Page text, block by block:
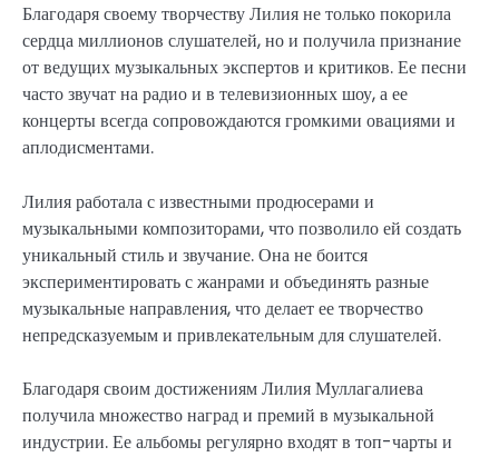
Благодаря своему творчеству Лилия не только покорила
сердца миллионов слушателей, но и получила признание
от ведущих музыкальных экспертов и критиков. Ее песни
часто звучат на радио и в телевизионных шоу, а ее
концерты всегда сопровождаются громкими овациями и
аплодисментами.
Лилия работала с известными продюсерами и
музыкальными композиторами, что позволило ей создать
уникальный стиль и звучание. Она не боится
экспериментировать с жанрами и объединять разные
музыкальные направления, что делает ее творчество
непредсказуемым и привлекательным для слушателей.
Благодаря своим достижениям Лилия Муллагалиева
получила множество наград и премий в музыкальной
индустрии. Ее альбомы регулярно входят в топ-чарты и